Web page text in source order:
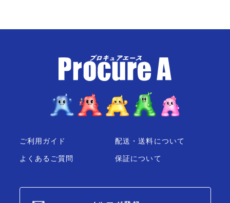
ご利用ガイド
よくあるご質問
配送・送料について
保証について